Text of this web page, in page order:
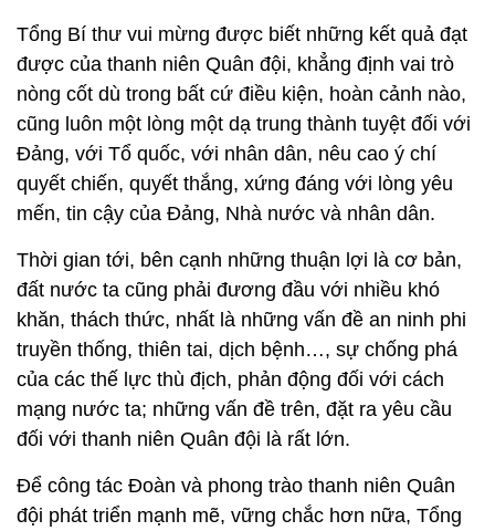
Tổng Bí thư vui mừng được biết những kết quả đạt
được của thanh niên Quân đội, khẳng định vai trò
nòng cốt dù trong bất cứ điều kiện, hoàn cảnh nào,
cũng luôn một lòng một dạ trung thành tuyệt đối với
Đảng, với Tổ quốc, với nhân dân, nêu cao ý chí
quyết chiến, quyết thắng, xứng đáng với lòng yêu
mến, tin cậy của Đảng, Nhà nước và nhân dân.
Thời gian tới, bên cạnh những thuận lợi là cơ bản,
đất nước ta cũng phải đương đầu với nhiều khó
khăn, thách thức, nhất là những vấn đề an ninh phi
truyền thống, thiên tai, dịch bệnh…, sự chống phá
của các thế lực thù địch, phản động đối với cách
mạng nước ta; những vấn đề trên, đặt ra yêu cầu
đối với thanh niên Quân đội là rất lớn.
Để công tác Đoàn và phong trào thanh niên Quân
đội phát triển mạnh mẽ, vững chắc hơn nữa, Tổng